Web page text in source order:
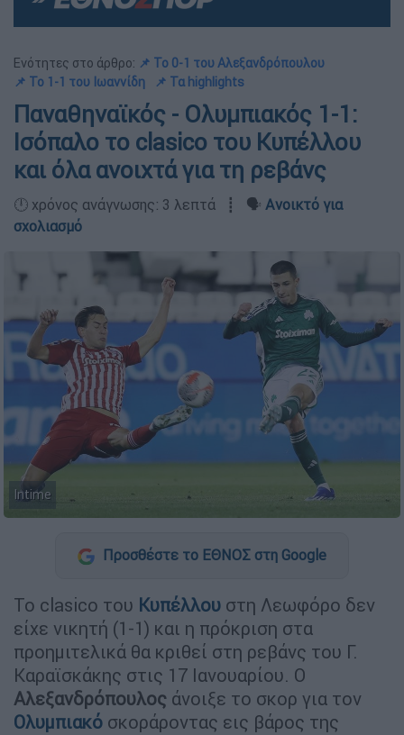
Ενότητες στο άρθρο: 📌 Το 0-1 του Αλεξανδρόπουλου
📌 Το 1-1 του Ιωαννίδη
📌 Τα highlights
Παναθηναϊκός - Ολυμπιακός 1-1:
Ισόπαλο το clasico του Κυπέλλου
και όλα ανοιχτά για τη ρεβάνς
🕛 χρόνος ανάγνωσης: 3 λεπτά ┋ 🗣️ Ανοικτό για
σχολιασμό
Intime
Προσθέστε το ΕΘΝΟΣ στη Google
Το clasico του Κυπέλλου στη Λεωφόρο δεν
είχε νικητή (1-1) και η πρόκριση στα
προημιτελικά θα κριθεί στη ρεβάνς του Γ.
Καραϊσκάκης στις 17 Ιανουαρίου. Ο
Αλεξανδρόπουλος άνοιξε το σκορ για τον
Ολυμπιακό σκοράροντας εις βάρος της